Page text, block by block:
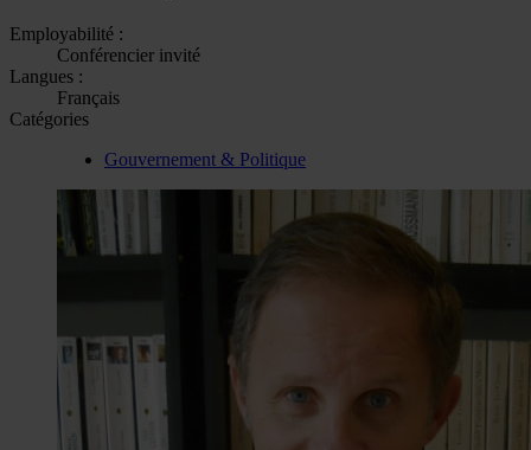
Employabilité :
Conférencier invité
Langues :
Français
Catégories
Gouvernement & Politique